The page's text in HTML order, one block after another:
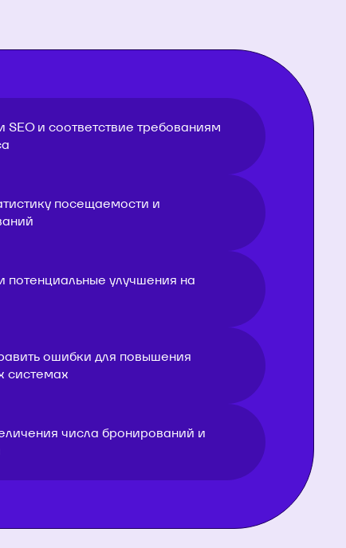
и соответствие требованиям
посещаемости и
улучшения на
ошибки для повышения
системах
числа бронирований и